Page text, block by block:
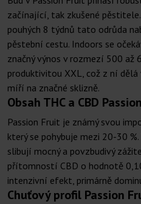
začínající, tak zkušené
pouhých 8 týdnů tato odrůda
pěstební cestu. Indoors se
značný výnos v rozmezí 500 až
produktivitou XXL, což z ní
míří na značné sklizně.
Obsah THC a CBD
Passion Fruit je známý svou
který se pohybuje mezi 20-30
slibují mocný a povzbudivý
přítomností CBD o hodnotě
intenzivní efekt, primárně
Chuťový profil Passion